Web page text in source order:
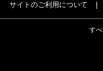
サイトのご利用について
す